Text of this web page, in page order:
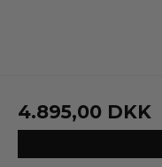
4.895,00 DKK